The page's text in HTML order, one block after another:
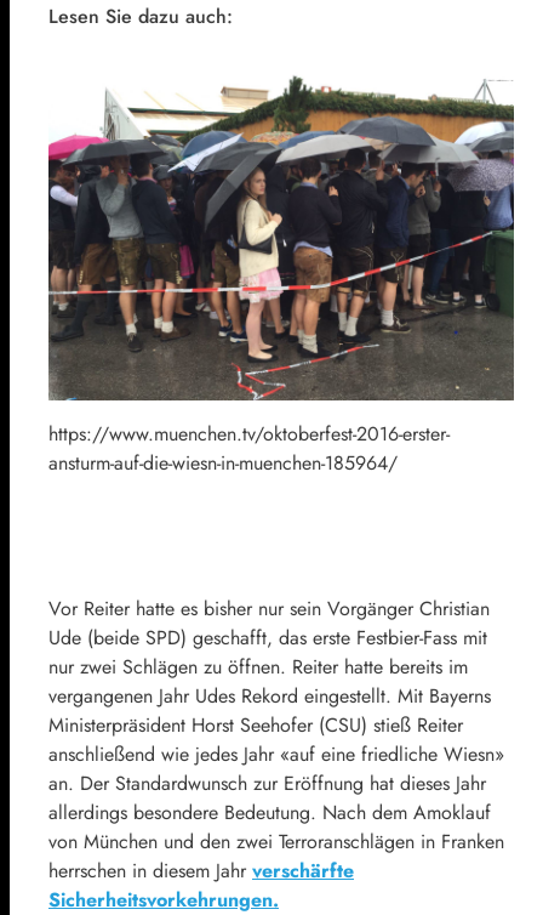
Lesen Sie dazu auch:
https://www.muenchen.tv/oktoberfest-2016-erster-
ansturm-auf-die-wiesn-in-muenchen-185964/
Vor Reiter hatte es bisher nur sein Vorgänger Christian
Ude (beide SPD) geschafft, das erste Festbier-Fass mit
nur zwei Schlägen zu öffnen. Reiter hatte bereits im
vergangenen Jahr Udes Rekord eingestellt. Mit Bayerns
Ministerpräsident Horst Seehofer (CSU) stieß Reiter
anschließend wie jedes Jahr «auf eine friedliche Wiesn»
an. Der Standardwunsch zur Eröffnung hat dieses Jahr
allerdings besondere Bedeutung. Nach dem Amoklauf
von München und den zwei Terroranschlägen in Franken
herrschen in diesem Jahr verschärfte
Sicherheitsvorkehrungen.